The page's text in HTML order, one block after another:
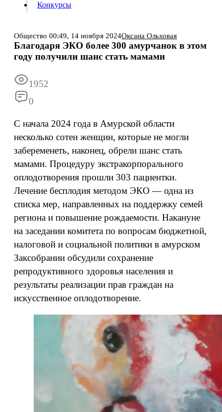
Информация
Конкурсы
Общество 00:49, 14 ноября 2024Оксана Ольховая
Благодаря ЭКО более 300 амурчанок в этом
году получили шанс стать мамами
1952
0
С начала 2024 года в Амурской области
несколько сотен женщин, которые не могли
забеременеть, наконец, обрели шанс стать
мамами. Процедуру экстракорпорального
оплодотворения прошли 303 пациентки.
Лечение бесплодия методом ЭКО — одна из
списка мер, направленных на поддержку семей
региона и повышение рождаемости. Накануне
на заседании комитета по вопросам бюджетной,
налоговой и социальной политики в амурском
Заксобрании обсудили сохранение
репродуктивного здоровья населения и
результаты реализации прав граждан на
искусственное оплодотворение.